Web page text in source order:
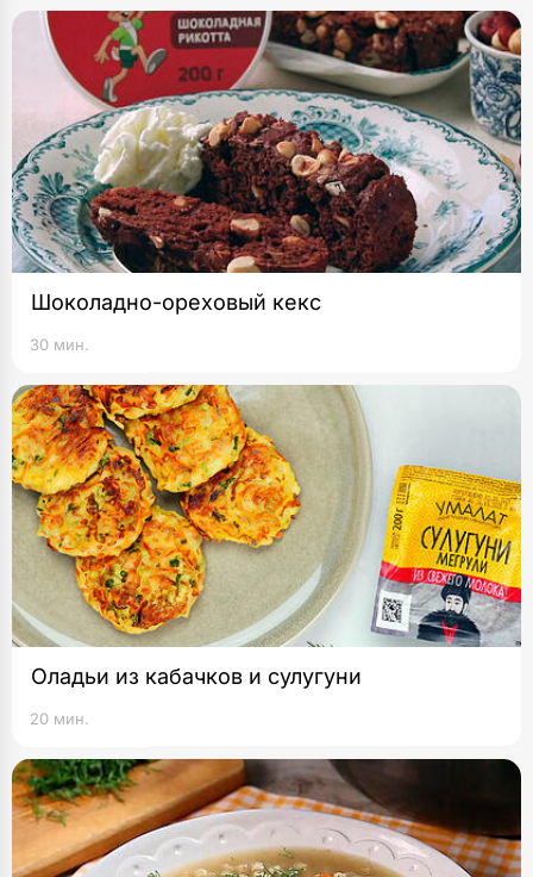
Шоколадно-ореховый кекс
30 мин.
Оладьи из кабачков и сулугуни
20 мин.